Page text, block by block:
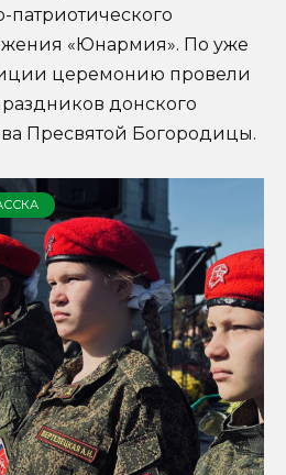
«Юнармия». По уже
церемонию провели
донского
Пресвятой Богородицы.